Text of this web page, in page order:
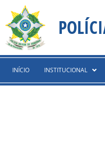
content
para
conteúdo
INÍCIO INSTITUCIONAL